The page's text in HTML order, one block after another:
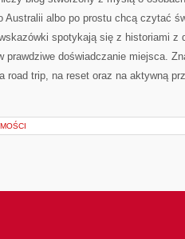
Australii albo po prostu chcą czytać
spotykają się z historiami z
prawdziwe doświadczanie miejsca.
road trip, na reset oraz na aktywną